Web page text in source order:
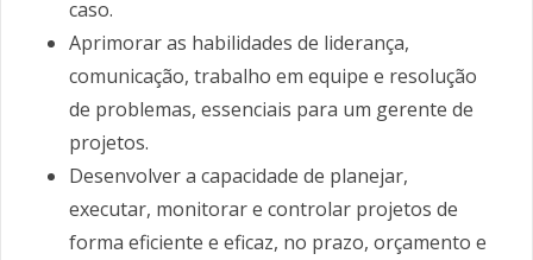
caso.
Aprimorar as habilidades de liderança,
comunicação, trabalho em equipe e resolução
de problemas, essenciais para um gerente de
projetos.
Desenvolver a capacidade de planejar,
executar, monitorar e controlar projetos de
forma eficiente e eficaz, no prazo, orçamento e